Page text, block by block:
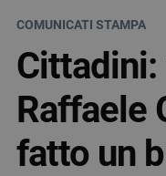
COMUNICATI STAMPA
Cittadini:
Raffaele
fatto un